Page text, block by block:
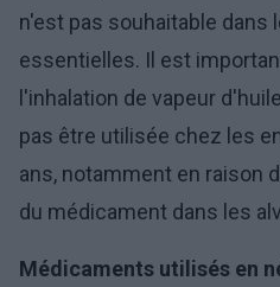
n'est pas souhaitable dans
essentielles. Il est
l'inhalation de vapeur
pas être utilisée chez les
ans, notamment en raison
du médicament dans les
Médicaments utilisés en